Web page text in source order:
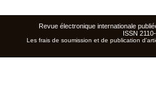
Revue électronique internationale
ISSN
Les frais de soumission et de publication